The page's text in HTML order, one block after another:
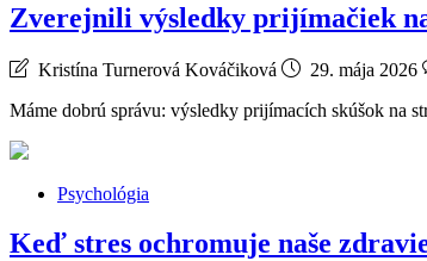
Zverejnili výsledky prijímačiek
Kristína Turnerová Kováčiková 29. mája 2026
Máme dobrú správu: výsledky prijímacích skúšok na
Psychológia
Keď stres ochromuje naše